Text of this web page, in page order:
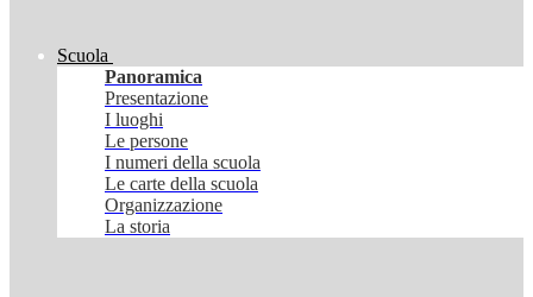
Scuola
Panoramica
Presentazione
I luoghi
Le persone
I numeri della scuola
Le carte della scuola
Organizzazione
La storia